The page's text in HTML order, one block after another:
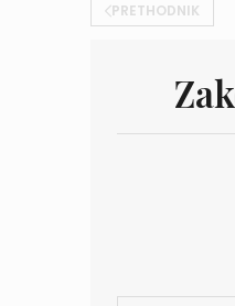
PRETHODNIK